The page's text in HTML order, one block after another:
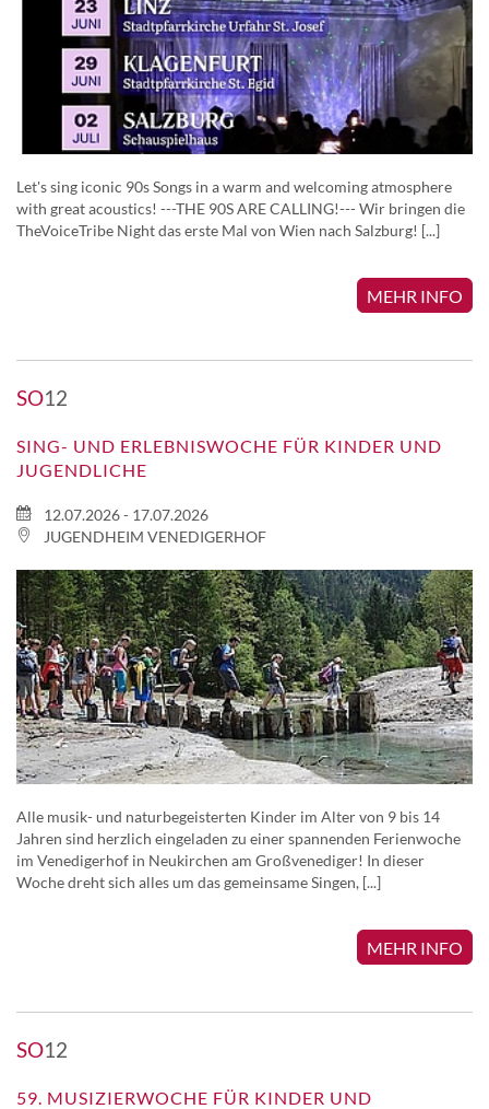
Let's sing iconic 90s Songs in a warm and welcoming atmosphere
with great acoustics! ---THE 90S ARE CALLING!--- Wir bringen die
TheVoiceTribe Night das erste Mal von Wien nach Salzburg! [...]
MEHR INFO
SO12
SING- UND ERLEBNISWOCHE FÜR KINDER UND
JUGENDLICHE
12.07.2026 - 17.07.2026
JUGENDHEIM VENEDIGERHOF
Alle musik- und naturbegeisterten Kinder im Alter von 9 bis 14
Jahren sind herzlich eingeladen zu einer spannenden Ferienwoche
im Venedigerhof in Neukirchen am Großvenediger! In dieser
Woche dreht sich alles um das gemeinsame Singen, [...]
MEHR INFO
SO12
59. MUSIZIERWOCHE FÜR KINDER UND